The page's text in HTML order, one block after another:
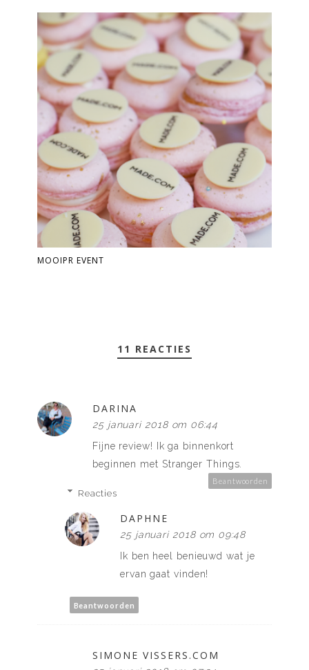
MOOIPR EVENT
11 REACTIES
DARINA
25 januari 2018 om 06:44
Fijne review! Ik ga binnenkort
beginnen met Stranger Things.
Beantwoorden
Reacties
DAPHNE
25 januari 2018 om 09:48
Ik ben heel benieuwd wat je
ervan gaat vinden!
Beantwoorden
SIMONE VISSERS.COM